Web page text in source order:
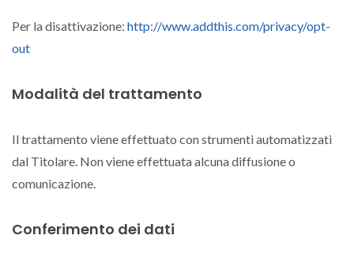
Per la disattivazione: http://www.addthis.com/privacy/opt-
out
Modalità del trattamento
Il trattamento viene effettuato con strumenti automatizzati
dal Titolare. Non viene effettuata alcuna diffusione o
comunicazione.
Conferimento dei dati